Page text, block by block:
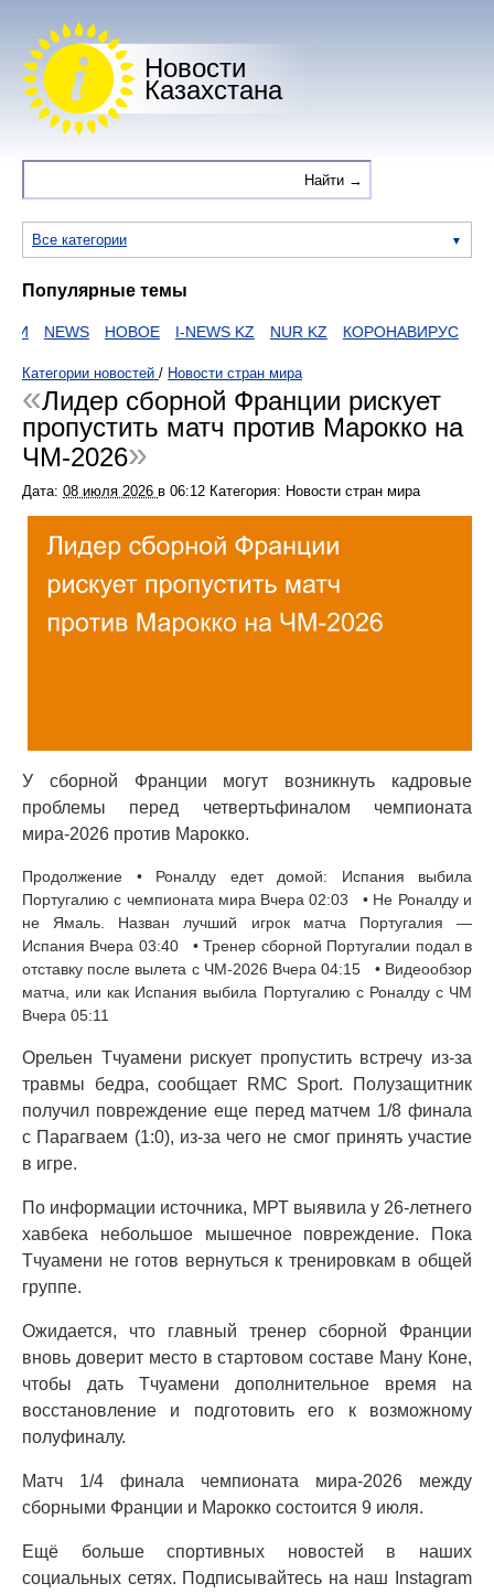
Новости
Казахстана
Все категории
Популярные темы
NEWS НОВОЕ I-NEWS KZ NUR KZ КОРОНАВИРУС
Категории новостей / Новости стран мира
Лидер сборной Франции рискует
пропустить матч против Марокко на
ЧМ-2026
Дата: 08 июля 2026 в 06:12 Категория: Новости стран мира
У сборной Франции могут возникнуть кадровые
проблемы перед четвертьфиналом чемпионата
мира-2026 против Марокко.
Продолжение • Роналду едет домой: Испания выбила
Португалию с чемпионата мира Вчера 02:03 • Не Роналду и
не Ямаль. Назван лучший игрок матча Португалия —
Испания Вчера 03:40 • Тренер сборной Португалии подал в
отставку после вылета с ЧМ-2026 Вчера 04:15 • Видеообзор
матча, или как Испания выбила Португалию с Роналду с ЧМ
Вчера 05:11
Орельен Тчуамени рискует пропустить встречу из-за
травмы бедра, сообщает RMC Sport. Полузащитник
получил повреждение еще перед матчем 1/8 финала
с Парагваем (1:0), из-за чего не смог принять участие
в игре.
По информации источника, МРТ выявила у 26-летнего
хавбека небольшое мышечное повреждение. Пока
Тчуамени не готов вернуться к тренировкам в общей
группе.
Ожидается, что главный тренер сборной Франции
вновь доверит место в стартовом составе Ману Коне,
чтобы дать Тчуамени дополнительное время на
восстановление и подготовить его к возможному
полуфиналу.
Матч 1/4 финала чемпионата мира-2026 между
сборными Франции и Марокко состоится 9 июля.
Ещё больше спортивных новостей в наших
социальных сетях. Подписывайтесь на наш Instagram